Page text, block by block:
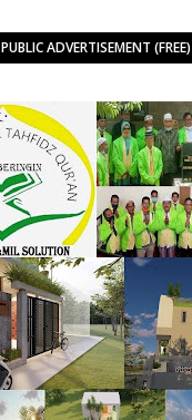
PUBLIC ADVERTISEMENT (FREE)